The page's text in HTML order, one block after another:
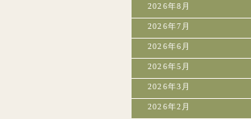
2026年8月
2026年7月
2026年6月
2026年5月
2026年3月
2026年2月